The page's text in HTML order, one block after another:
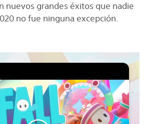
nuevos grandes éxitos que nadie
no fue ninguna excepción.